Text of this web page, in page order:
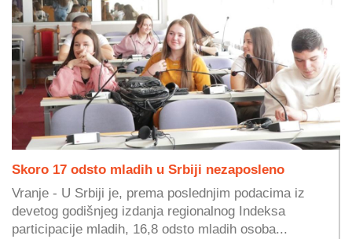
Skoro 17 odsto mladih u Srbiji nezaposleno
Vranje - U Srbiji je, prema poslednjim podacima iz
devetog godišnjeg izdanja regionalnog Indeksa
participacije mladih, 16,8 odsto mladih osoba...